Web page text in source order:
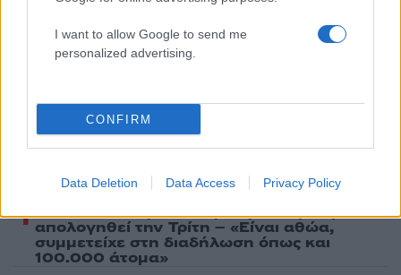
I want to allow Google to send me
personalized advertising.
CONFIRM
Data Deletion Data Access Privacy Policy
Ακολουθήστε το Νewsit.gr στο Google News
ενημερωθείτε πρώτοι για όλη την ειδησεογραφία και τα
τελευταία νέατης ημέρας
Πιο δημοφιλή
1 Marfin: Η 46χρονη πήρε προθεσμία για να
απολογηθεί την Τρίτη – «Είναι αθώα,
συμμετείχε στη διαδήλωση όπως και
100.000 άτομα»